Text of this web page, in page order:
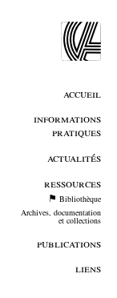
accueil
informations
pratiques
actualités
ressources
Bibliothèque
Archives, documentation
et collections
publications
liens